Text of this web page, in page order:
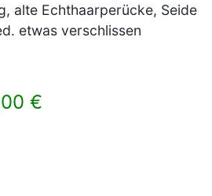
alte Echthaarperücke, Seide
etwas verschlissen
€